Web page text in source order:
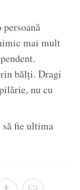
mai mult
bălți. Dragi
nu cu
să fie ultima